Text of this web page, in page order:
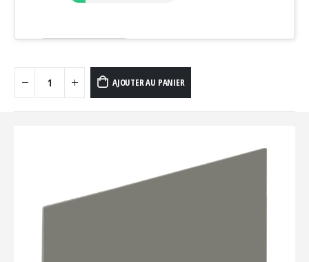
AJOUTER AU PANIER